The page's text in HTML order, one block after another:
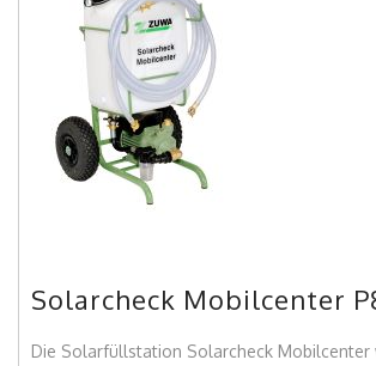
Solarcheck Mobilcenter
Die Solarfüllstation Solarcheck Mobilcenter